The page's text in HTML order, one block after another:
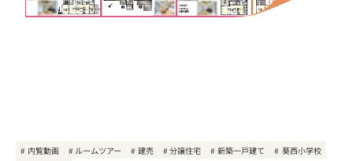
内覧動画 ルームツアー 建売 分譲住宅 新築一戸建て
葵西小学校